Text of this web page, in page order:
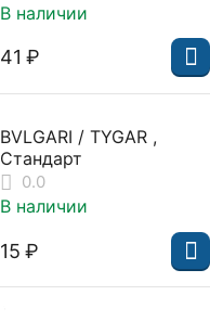
В наличии
‍41‍ ₽
BVLGARI / TYGAR ,
Стандарт
0.0
В наличии
‍15‍ ₽